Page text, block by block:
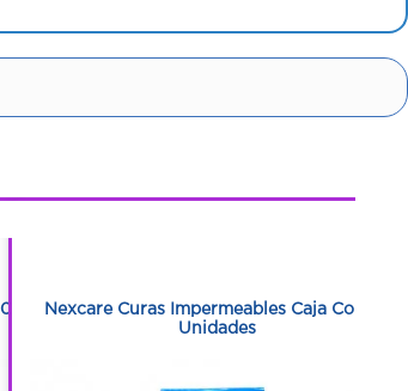
Nexcare Curas Impermeables Caja Con 20
Unidades